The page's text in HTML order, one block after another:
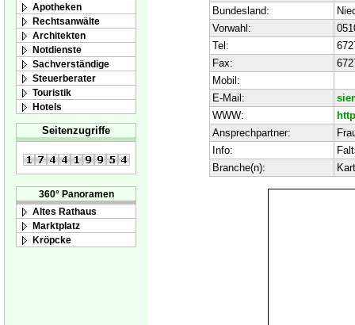
Apotheken
Rechtsanwälte
Architekten
Notdienste
Sachverständige
Steuerberater
Touristik
Hotels
Seitenzugriffe
360° Panoramen
Altes Rathaus
Marktplatz
Kröpcke
Bundesland:
Vorwahl:
Tel:
Fax:
Mobil:
E-Mail:
WWW:
Ansprechpartner:
Info:
Branche(n):